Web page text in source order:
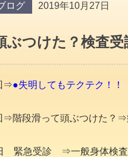
ログ 2019年10月27日
ぶつけた？検査
⇒●失明してもテクテク！
⇒階段滑って頭ぶつけた？⇒
緊急受診 ⇒一般身体検